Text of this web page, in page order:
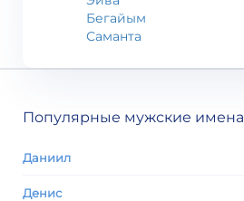
Бегайым
Саманта
Популярные мужские имена
Даниил
Денис